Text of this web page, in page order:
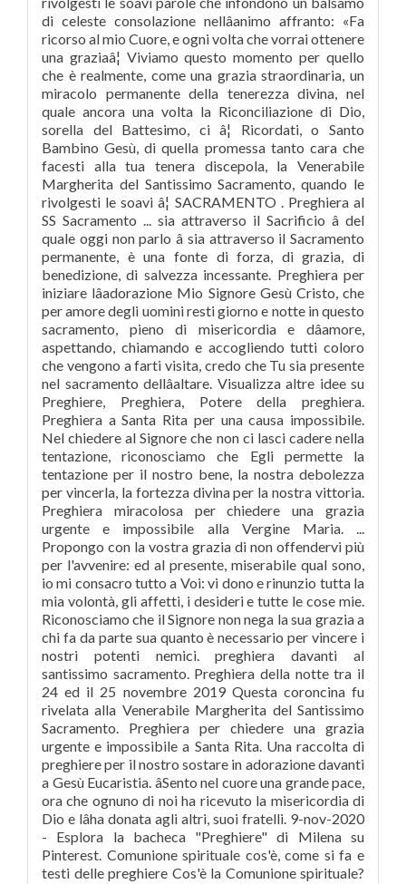
di celeste consolazione nellâanimo affranto: «Fa
ricorso al mio Cuore, e ogni volta che vorrai ottenere
una graziaâ¦ Viviamo questo momento per quello
che è realmente, come una grazia straordinaria, un
miracolo permanente della tenerezza divina, nel
quale ancora una volta la Riconciliazione di Dio,
sorella del Battesimo, ci â¦ Ricordati, o Santo
Bambino Gesù, di quella promessa tanto cara che
facesti alla tua tenera discepola, la Venerabile
Margherita del Santissimo Sacramento, quando le
rivolgesti le soavi â¦ SACRAMENTO . Preghiera al
SS Sacramento ... sia attraverso il Sacrificio â del
quale oggi non parlo â sia attraverso il Sacramento
permanente, è una fonte di forza, di grazia, di
benedizione, di salvezza incessante. Preghiera per
iniziare lâadorazione Mio Signore Gesù Cristo, che
per amore degli uomini resti giorno e notte in questo
sacramento, pieno di misericordia e dâamore,
aspettando, chiamando e accogliendo tutti coloro
che vengono a farti visita, credo che Tu sia presente
nel sacramento dellâaltare. Visualizza altre idee su
Preghiere, Preghiera, Potere della preghiera.
Preghiera a Santa Rita per una causa impossibile.
Nel chiedere al Signore che non ci lasci cadere nella
tentazione, riconosciamo che Egli permette la
tentazione per il nostro bene, la nostra debolezza
per vincerla, la fortezza divina per la nostra vittoria.
Preghiera miracolosa per chiedere una grazia
urgente e impossibile alla Vergine Maria. ...
Propongo con la vostra grazia di non offendervi più
per l'avvenire: ed al presente, miserabile qual sono,
io mi consacro tutto a Voi: vi dono e rinunzio tutta la
mia volontà, gli affetti, i desideri e tutte le cose mie.
Riconosciamo che il Signore non nega la sua grazia a
chi fa da parte sua quanto è necessario per vincere i
nostri potenti nemici. preghiera davanti al
santissimo sacramento. Preghiera della notte tra il
24 ed il 25 novembre 2019 Questa coroncina fu
rivelata alla Venerabile Margherita del Santissimo
Sacramento. Preghiera per chiedere una grazia
urgente e impossibile a Santa Rita. Una raccolta di
preghiere per il nostro sostare in adorazione davanti
a Gesù Eucaristia. âSento nel cuore una grande pace,
ora che ognuno di noi ha ricevuto la misericordia di
Dio e lâha donata agli altri, suoi fratelli. 9-nov-2020
- Esplora la bacheca "Preghiere" di Milena su
Pinterest. Comunione spirituale cos'è, come si fa e
testi delle preghiere Cos'è la Comunione spirituale?